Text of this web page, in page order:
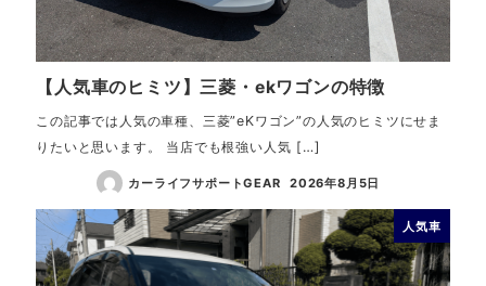
【人気車のヒミツ】三菱・ekワゴンの特徴
この記事では人気の車種、三菱”eKワゴン”の人気のヒミツにせま
りたいと思います。 当店でも根強い人気 […]
カーライフサポートGEAR 2026年8月5日
人気車